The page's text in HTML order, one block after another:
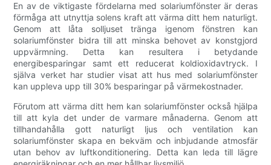
En av de viktigaste fördelarna med solariumfönster är deras
förmåga att utnyttja solens kraft att värma ditt hem naturligt.
Genom att låta solljuset tränga igenom fönstren kan
solariumfönster bidra till att minska behovet av konstgjord
uppvärmning. Detta kan resultera i betydande
energibesparingar samt ett reducerat koldioxidavtryck. I
själva verket har studier visat att hus med solariumfönster
kan uppleva upp till 30% besparingar på värmekostnader.
Förutom att värma ditt hem kan solariumfönster också hjälpa
till att kyla det under de varmare månaderna. Genom att
tillhandahålla gott naturligt ljus och ventilation kan
solariumfönster skapa en bekväm och inbjudande atmosfär
utan behov av luftkonditionering. Detta kan leda till lägre